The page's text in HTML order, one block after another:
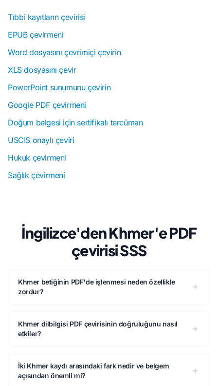
Tıbbi kayıtların çevirisi
EPUB çevirmeni
Word dosyasını çevrimiçi çevirin
XLS dosyasını çevir
PowerPoint sunumunu çevirin
Google PDF çevirmeni
Doğum belgesi için sertifikalı tercüman
USCIS onaylı çeviri
Hukuk çevirmeni
Sağlık çevirmeni
İngilizce'den Khmer'e PDF
çevirisi SSS
Khmer betiğinin PDF'de işlenmesi neden özellikle
zordur?
Khmer dilbilgisi PDF çevirisinin doğruluğunu nasıl
etkiler?
İki Khmer kaydı arasındaki fark nedir ve belgem
açısından önemli mi?